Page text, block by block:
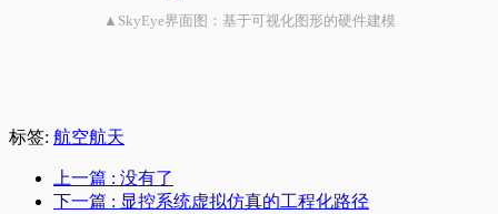
▲SkyEye界面图：基于可视化图形的硬件建模
标签: 航空航天
上一篇 : 没有了
下一篇 : 显控系统虚拟仿真的工程化路径